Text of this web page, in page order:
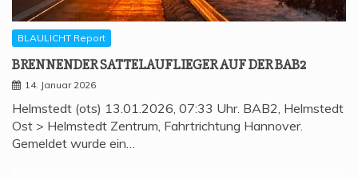
BLAULICHT Report
BREN­NEN­DER SAT­TEL­AUF­LIE­GER AUF DER BAB2
14. Januar 2026
Helmstedt (ots) 13.01.2026, 07:33 Uhr. BAB2, Helmstedt
Ost > Helmstedt Zentrum, Fahrtrichtung Hannover.
Gemeldet wurde ein…